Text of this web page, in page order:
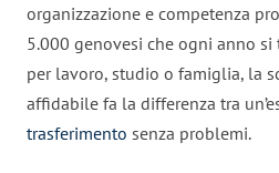
organizzazione e competenza
5.000 genovesi che ogni anno si
per lavoro, studio o famiglia, la
affidabile fa la differenza tra
trasferimento senza problemi.